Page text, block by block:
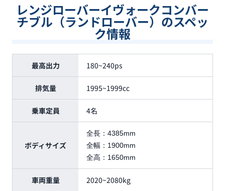
レンジローバーイヴォークコンバー
チブル（ランドローバー）のスペッ
ク情報
最高出力 180~240ps
排気量 1995~1999cc
乗車定員 4名
ボディサイズ
全長： 4385mm
全幅： 1900mm
全高： 1650mm
車両重量 2020~2080kg